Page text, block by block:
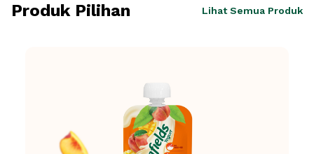
Produk Pilihan Lihat Semua Produk